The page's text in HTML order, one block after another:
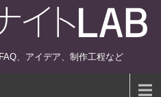
、アイデア、制作工程など